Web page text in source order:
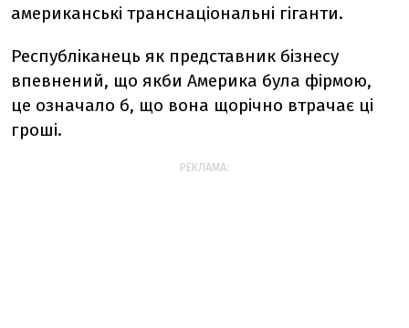
американські транснаціональні гіганти.
Республіканець як представник бізнесу
впевнений, що якби Америка була фірмою,
це означало б, що вона щорічно втрачає ці
гроші.
РЕКЛАМА: